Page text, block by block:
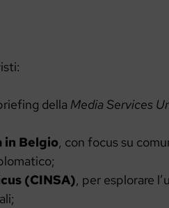
della Media Services
in Belgio, con focus su
(CINSA), per esplorare